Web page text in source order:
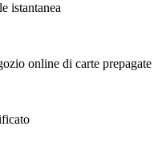
istantanea
online di carte prepagate